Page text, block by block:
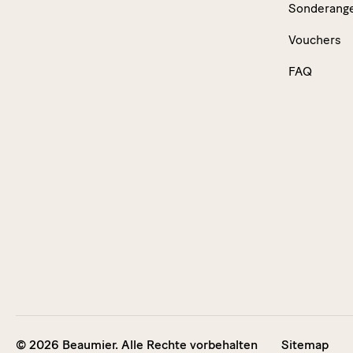
Vouchers
FAQ
© 2026 Beaumier. Alle Rechte vorbehalten Sitemap